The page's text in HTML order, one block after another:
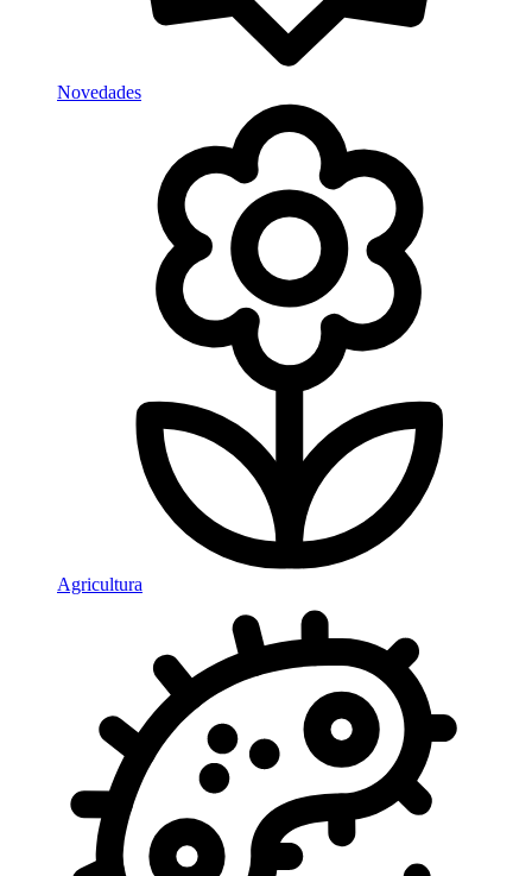
Novedades
Agricultura